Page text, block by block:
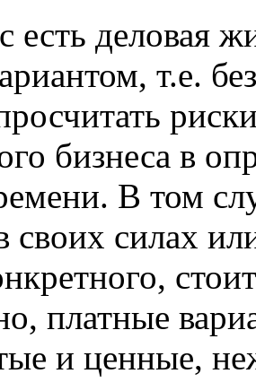
есть деловая
т.е.
бизнеса в
В том
своих силах
платные
и ценные,